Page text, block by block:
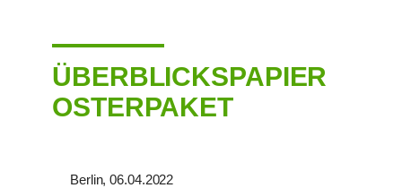
ÜBERBLICKSPAPIER
OSTERPAKET
Berlin, 06.04.2022